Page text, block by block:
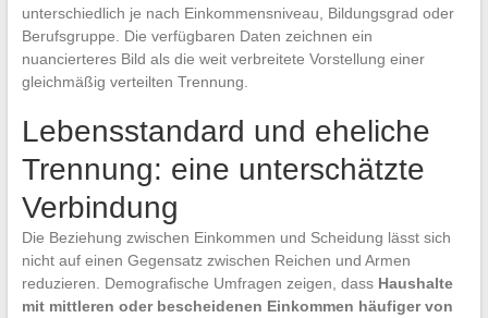
unterschiedlich je nach Einkommensniveau, Bildungsgrad oder
Berufsgruppe. Die verfügbaren Daten zeichnen ein
nuancierteres Bild als die weit verbreitete Vorstellung einer
gleichmäßig verteilten Trennung.
Lebensstandard und eheliche
Trennung: eine unterschätzte
Verbindung
Die Beziehung zwischen Einkommen und Scheidung lässt sich
nicht auf einen Gegensatz zwischen Reichen und Armen
reduzieren. Demografische Umfragen zeigen, dass Haushalte
mit mittleren oder bescheidenen Einkommen häufiger von